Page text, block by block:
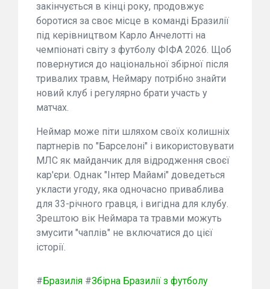
закінчується в кінці року, продовжує
боротися за своє місце в команді Бразилії
під керівництвом Карло Анчелотті на
чемпіонаті світу з футболу ФІФА 2026. Щоб
повернутися до національної збірної після
тривалих травм, Неймару потрібно знайти
новий клуб і регулярно брати участь у
матчах.
Неймар може піти шляхом своїх колишніх
партнерів по "Барселоні" і використовувати
МЛС як майданчик для відродження своєї
кар'єри. Однак "Інтер Майамі" доведеться
укласти угоду, яка одночасно приваблива
для 33-річного гравця, і вигідна для клубу.
Зрештою вік Неймара та травми можуть
змусити "чаплів" не включатися до цієї
історії.
#Бразилія #Збірна Бразилії з футболу